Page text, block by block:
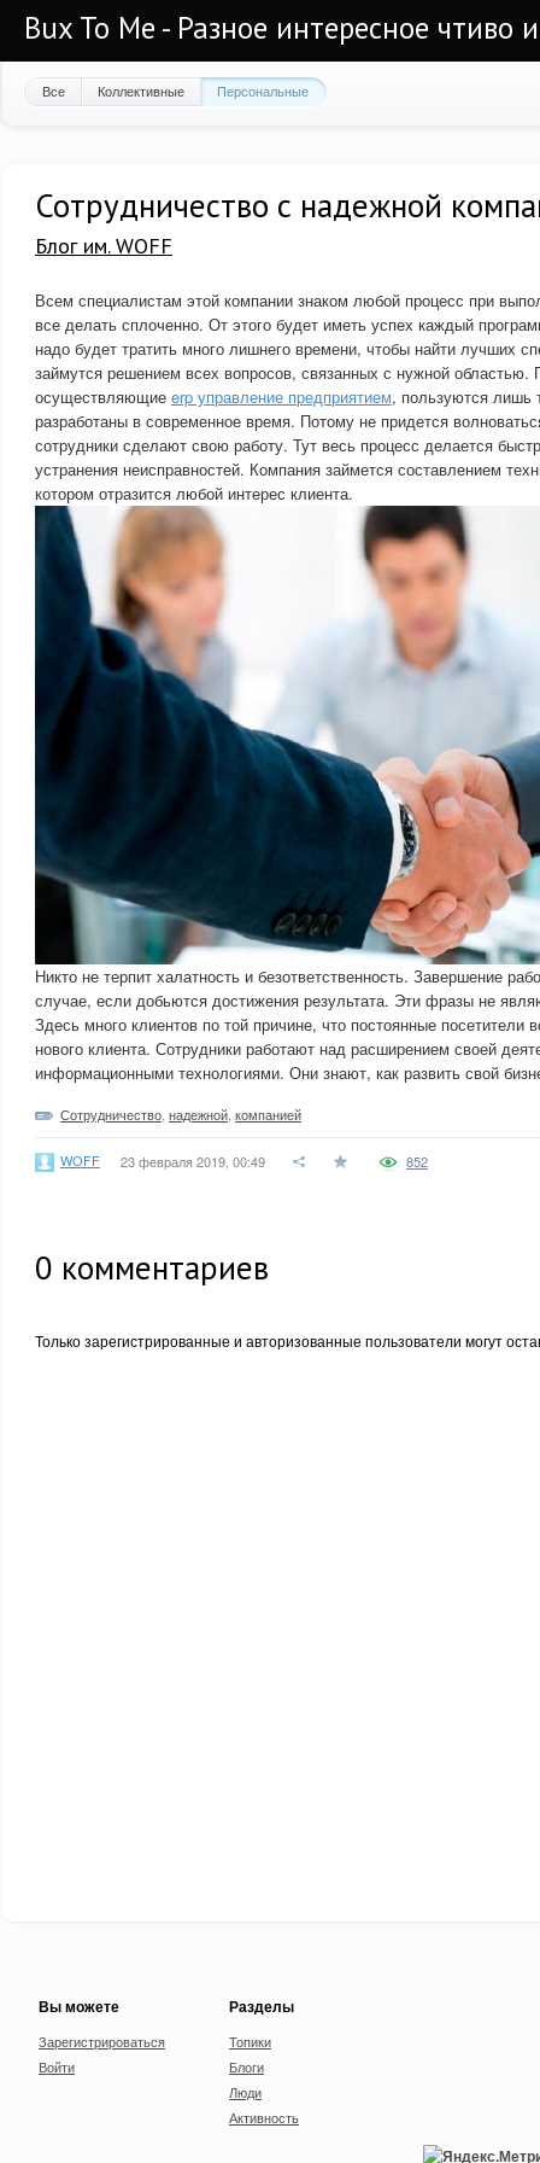
Bux To Me - Разное интересное чтиво
Все Коллективные Персональные
Сотрудничество с надежной
Блог им. WOFF
Всем специалистам этой компании знаком любой процесс при
все делать сплоченно. От этого будет иметь успех каждый
надо будет тратить много лишнего времени, чтобы найти лучших
займутся решением всех вопросов, связанных с нужной
осуществляющие erp управление предприятием, пользуются лишь
разработаны в современное время. Потому не придется
сотрудники сделают свою работу. Тут весь процесс делается
устранения неисправностей. Компания займется составлением
котором отразится любой интерес клиента.
Никто не терпит халатность и безответственность. Завершение
случае, если добьются достижения результата. Эти фразы не
Здесь много клиентов по той причине, что постоянные посетители
нового клиента. Сотрудники работают над расширением своей
информационными технологиями. Они знают, как развить свой
Сотрудничество надежной компанией
WOFF 23 февраля 2019, 00:49 852
0 комментариев
Только зарегистрированные и авторизованные пользователи могут
Вы можете
Зарегистрироваться
Войти
Разделы
Топики
Блоги
Люди
Активность